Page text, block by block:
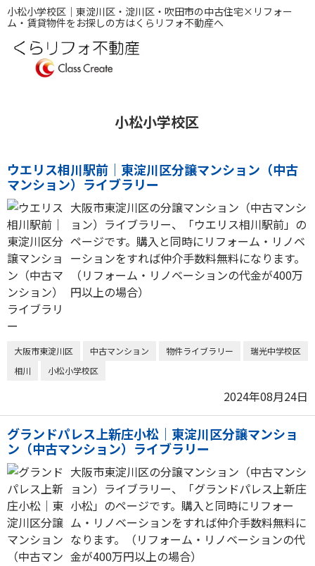
小松小学校区｜東淀川区・淀川区・吹田市の中古住宅×リフォー
ム・賃貸物件をお探しの方はくらリフォ不動産へ
小松小学校区
ウエリス相川駅前｜東淀川区分譲マンション（中古
マンション）ライブラリー
大阪市東淀川区の分譲マンション（中古マンシ
ョン）ライブラリー、「ウエリス相川駅前」の
ページです。購入と同時にリフォーム・リノベ
ーションをすれば仲介手数料無料になります。
（リフォーム・リノベーションの代金が400万
円以上の場合）
大阪市東淀川区 中古マンション 物件ライブラリー
瑞光中学校区
相川
小松小学校区
2024年08月24日
グランドパレス上新庄小松｜東淀川区分譲マンショ
ン（中古マンション）ライブラリー
大阪市東淀川区の分譲マンション（中古マンシ
ョン）ライブラリー、「グランドパレス上新庄
小松」のページです。購入と同時にリフォー
ム・リノベーションをすれば仲介手数料無料に
なります。（リフォーム・リノベーションの代
金が400万円以上の場合）